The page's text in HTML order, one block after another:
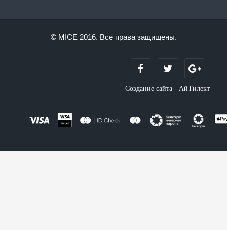
© MICE 2016. Все права защищены.
Создание сайта - АйТилект